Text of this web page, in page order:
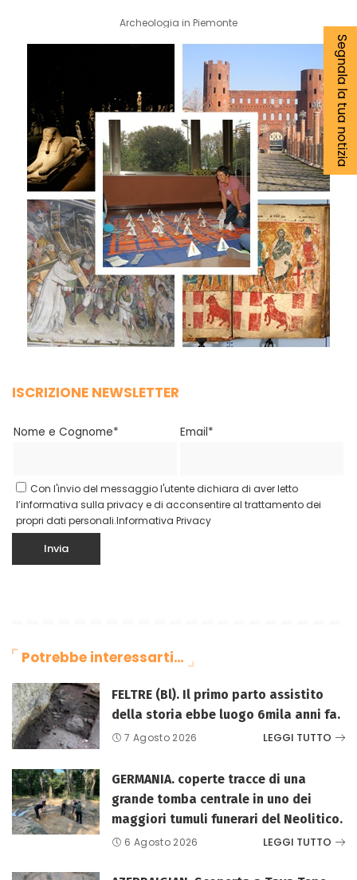
Archeologia in Piemonte
ISCRIZIONE NEWSLETTER
Nome e Cognome* Email*
Con l'invio del messaggio l'utente dichiara di aver letto
l’informativa sulla privacy e di acconsentire al trattamento dei
propri dati personali.Informativa Privacy
Potrebbe interessarti…
FELTRE (Bl). Il primo parto assistito
della storia ebbe luogo 6mila anni fa.
7 Agosto 2026 LEGGI TUTTO
GERMANIA. coperte tracce di una
grande tomba centrale in uno dei
maggiori tumuli funerari del Neolitico.
6 Agosto 2026 LEGGI TUTTO
Segnala la tua notizia